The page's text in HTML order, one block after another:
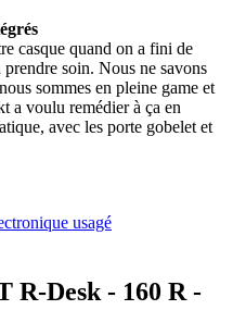
casque quand on a fini de
soin. Nous ne savons
sommes en pleine game et
a voulu remédier à ça en
avec les porte gobelet et
usagé
R-Desk - 160 R -